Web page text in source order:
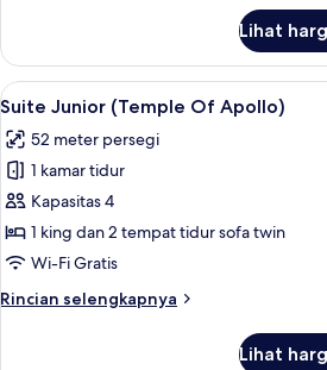
Vila,
hot
tub
in
Suspension)
Lihat
Lihat
semua
foto
untuk
Suite
Junior
(Temple
Apollo)
Suite
9
Suite Junior (Temple Of Apollo)
52 meter persegi
1 kamar tidur
Kapasitas 4
1 king dan 2 tempat tidur sofa twin
Wi-Fi Gratis
Rincian selengkapnya
Rincian
Lihat